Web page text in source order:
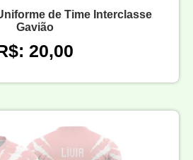
de Time Interclasse
Gavião
20,00